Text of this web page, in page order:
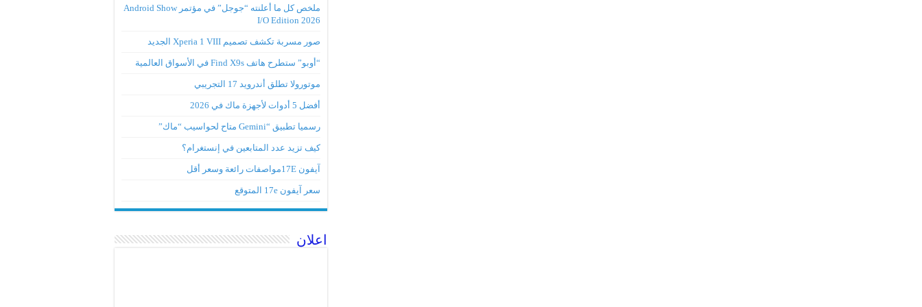
ملخص كل ما أعلنته “جوجل” في مؤتمر Android Show
I/O Edition 2026
صور مسربة تكشف تصميم Xperia 1 VIII الجديد
“أوبو” ستطرح هاتف Find X9s في الأسواق العالمية
موتورولا تطلق أندرويد 17 التجريبي
أفضل 5 أدوات لأجهزة ماك في 2026
رسميا تطبيق “Gemini متاح لحواسيب “ماك”
كيف تزيد عدد المتابعين في إنستغرام؟
آيفون 17Eمواصفات رائعة وسعر أقل
سعر آيفون 17e المتوقع
اعلان